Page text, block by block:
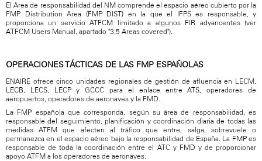
El Area de responsabilidad del NM comprende el espacio aéreo cubierto por la
FMP Distribution Area (FMP DIST) en la que el IFPS es responsable, y
proporciona un servicio ATFCM limitado a algunos FIR adyancentes (ver
ATFCM Users Manual, apartado "3.5 Areas covered").
OPERACIONES TÁCTICAS DE LAS FMP ESPAÑOLAS
ENAIRE ofrece cinco unidades regionales de gestión de afluencia en LECM,
LECB, LECS, LECP y GCCC para el enlace entre ATS, operadores de
aeropuertos, operadores de aeronaves y la FMD.
La FMP española que corresponda, según su área de responsabilidad, es
responsable del seguimiento, planificación y coordinación diaria de todas las
medidas ATFM que afecten al tráfico que entre, salga, sobrevuele o
permanezca en el espacio aéreo bajo la responsabilidad de España. La FMP es
responsable de toda la coordinación entre el ATC y FMD y de proporcionar
apoyo ATFM a los operadores de aeronaves.